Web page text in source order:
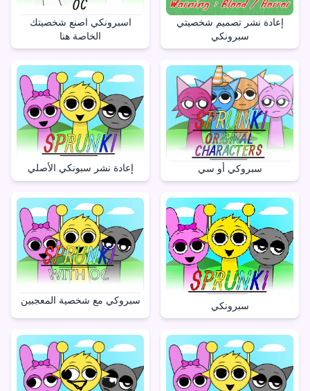
اسبرونكي اصنع شخصيتك
الخاصة هنا
إعادة نشر تصميم شخصيتي
سبرونكي
إعادة نشر سبونكي الأصلي سبروكي أو سي
سبروكي مع شخصية المعجبين سبرونكي